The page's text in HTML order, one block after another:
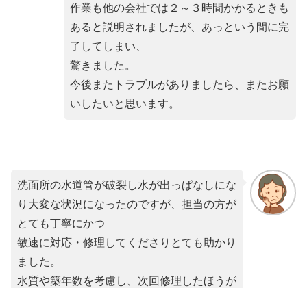
作業も他の会社では２～３時間かかるときも
あると説明されましたが、あっという間に完
了してしまい、
驚きました。
今後またトラブルがありましたら、またお願
いしたいと思います。
洗面所の水道管が破裂し水が出っぱなしにな
り大変な状況になったのですが、担当の方が
とても丁寧にかつ
敏速に対応・修理してくださりとても助かり
ました。
水質や築年数を考慮し、次回修理したほうが